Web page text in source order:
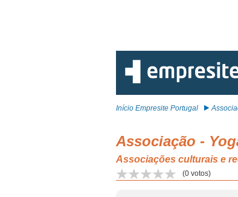
Início Empresite Portugal
Associação -
Associações culturais e
(0 votos)